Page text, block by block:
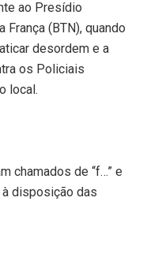
ao Presídio
França (BTN), quando
desordem e a
os Policiais
local.
chamados de “f…” e
à disposição das